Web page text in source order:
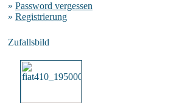
» Password vergessen
» Registrierung
Zufallsbild